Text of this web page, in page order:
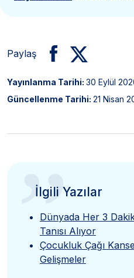
Paylaş
Yayınlanma Tarihi: 30 Eylül
Güncellenme Tarihi: 21 Nisan
”
İlgili Yazılar
Dünyada Her 3
Tanısı Alıyor
Çocukluk Çağı
Gelişmeler